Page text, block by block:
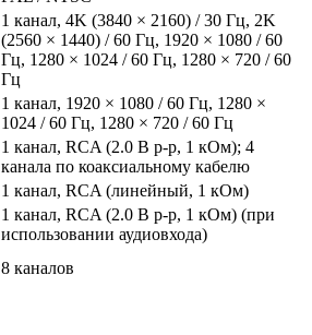
1 канал, 4K (3840 × 2160) / 30 Гц, 2K
(2560 × 1440) / 60 Гц, 1920 × 1080 / 60
Гц, 1280 × 1024 / 60 Гц, 1280 × 720 / 60
Гц
1 канал, 1920 × 1080 / 60 Гц, 1280 ×
1024 / 60 Гц, 1280 × 720 / 60 Гц
1 канал, RCA (2.0 В p-p, 1 кОм); 4
канала по коаксиальному кабелю
1 канал, RCA (линейный, 1 кОм)
1 канал, RCA (2.0 В p-p, 1 кОм) (при
использовании аудиовхода)
8 каналов